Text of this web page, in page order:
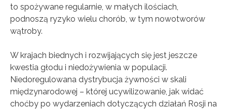
to spożywane regularnie, w małych ilościach,
podnoszą ryzyko wielu chorób, w tym nowotworów
wątroby.
W krajach biednych i rozwijających się jest jeszcze
kwestia głodu i niedożywienia w populacji.
Niedoregulowana dystrybucja żywności w skali
międzynarodowej – której ucywilizowanie, jak widać
choćby po wydarzeniach dotyczących działań Rosji na